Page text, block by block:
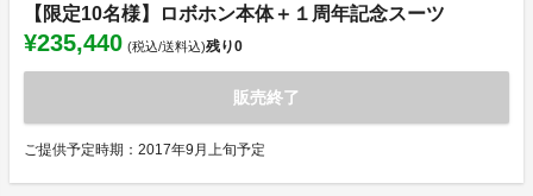
【限定10名様】ロボホン本体＋１周年記念スーツ
¥235,440 (税込/送料込)残り0
販売終了
ご提供予定時期：2017年9月上旬予定